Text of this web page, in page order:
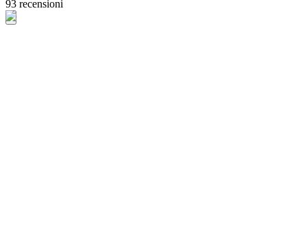
93 recensioni